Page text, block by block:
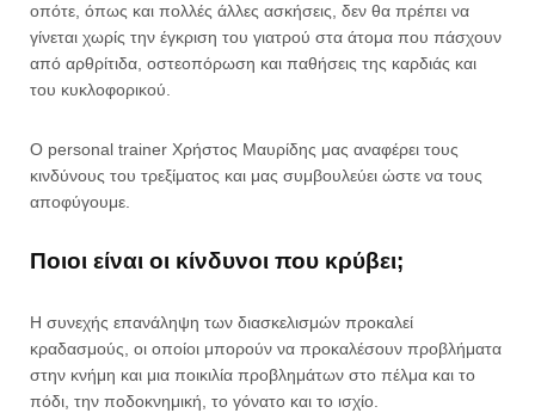
οπότε, όπως και πολλές άλλες ασκήσεις, δεν θα πρέπει να
γίνεται χωρίς την έγκριση του γιατρού στα άτομα που πάσχουν
από αρθρίτιδα, οστεοπόρωση και παθήσεις της καρδιάς και
του κυκλοφορικού.
Ο personal trainer Χρήστος Μαυρίδης μας αναφέρει τους
κινδύνους του τρεξίματος και μας συμβουλεύει ώστε να τους
αποφύγουμε.
Ποιοι είναι οι κίνδυνοι που κρύβει;
Η συνεχής επανάληψη των διασκελισμών προκαλεί
κραδασμούς, οι οποίοι μπορούν να προκαλέσουν προβλήματα
στην κνήμη και μια ποικιλία προβλημάτων στο πέλμα και το
πόδι, την ποδοκνημική, το γόνατο και το ισχίο.